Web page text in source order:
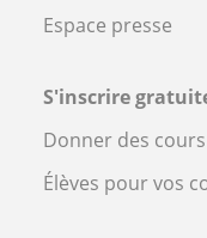
Espace presse
S'inscrire
Donner des
Élèves pour vos